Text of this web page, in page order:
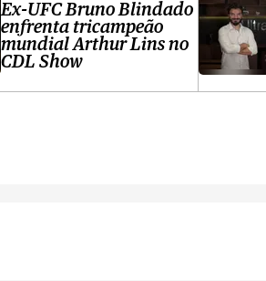
Ex-UFC Bruno Blindado
enfrenta tricampeão
mundial Arthur Lins no
CDL Show